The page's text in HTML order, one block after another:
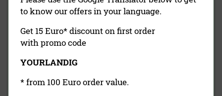
54,90 €(UVP) 1,95 €
to know our offers in your language.
Get 15 Euro* discount on first order
with promo code
YOURLANDIG
* from 100 Euro order value.